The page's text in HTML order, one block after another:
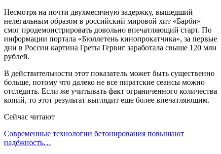
Несмотря на почти двухмесячную задержку, вышедший
нелегальным образом в российский мировой хит «Барби»
смог продемонстрировать довольно впечатляющий старт. По
информации портала «Бюллетень кинопрокатчика», за первые
дни в России картина Греты Гервиг заработала свыше 120 млн
рублей.
В действительности этот показатель может быть существенно
больше, потому что далеко не все пиратские сеансы можно
отследить. Если же учитывать факт ограниченного количества
копий, то этот результат выглядит еще более впечатляющим.
Сейчас читают
Современные технологии бетонирования повышают
надёжность…